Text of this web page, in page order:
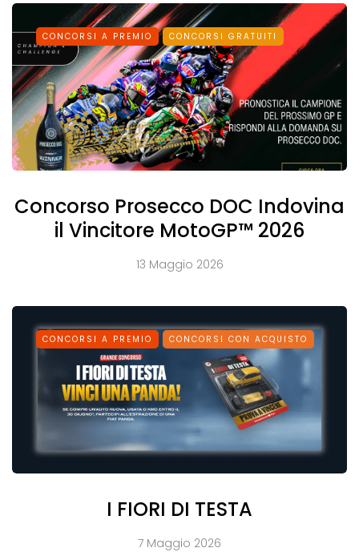
CONCORSI A PREMIO CONCORSI GRATUITI
Concorso Prosecco DOC Indovina
il Vincitore MotoGP™ 2026
13 Maggio 2026
CONCORSI A PREMIO CONCORSI CON ACQUISTO
I FIORI DI TESTA
7 Maggio 2026